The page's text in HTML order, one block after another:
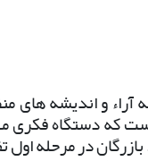
و اندیشه های
که دستگاه فکری
در مرحله